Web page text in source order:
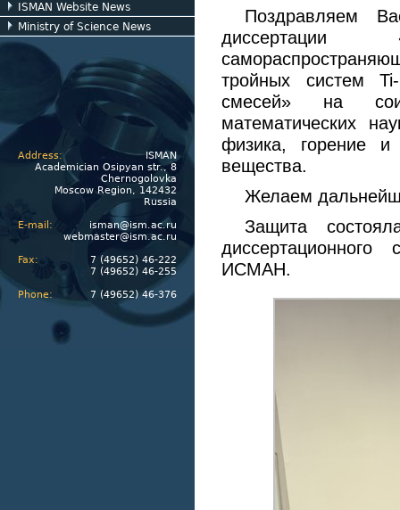
ISMAN Website News
Ministry of Science News
Address:
ISMAN
Academician Osipyan str., 8
Chernogolovka
Moscow Region, 142432
Russia
E-mail:
isman@ism.ac.ru
webmaster@ism.ac.ru
Fax:
7 (49652) 46-222
7 (49652) 46-255
Phone:
7 (49652) 46-376
Поздравляем
диссертации
тройных систем
смесей» на
математических
физика, горение и
вещества.
Желаем
Защита
ИСМАН.